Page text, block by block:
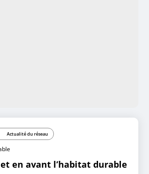
Actualité du réseau
en avant l’habitat durable